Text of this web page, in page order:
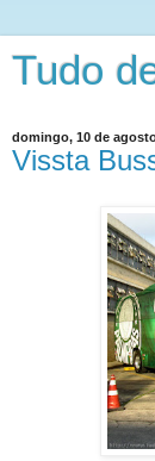
Tudo
domingo, 10 de
Vissta